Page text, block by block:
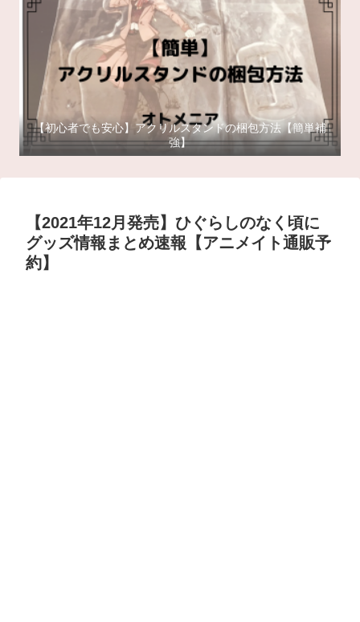
【初心者でも安心】アクリルスタンドの梱包方法【簡単補
強】
【2021年12月発売】ひぐらしのなく頃に
グッズ情報まとめ速報【アニメイト通販予
約】